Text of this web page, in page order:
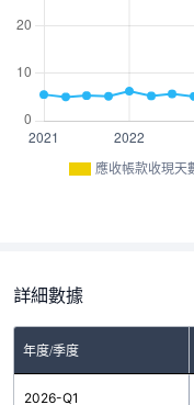
應收帳款收現天
詳細數據
年度/季度
存貨週轉天數
2026-Q1